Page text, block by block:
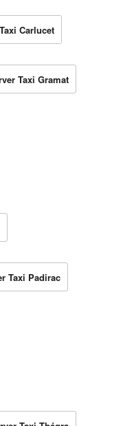
Carlucet
Taxi Gramat
Taxi Padirac